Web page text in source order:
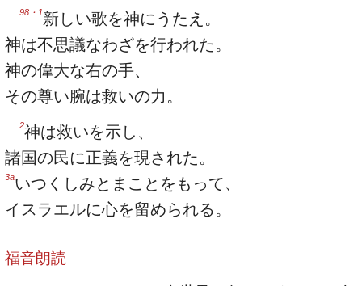
98・1新しい歌を神にうたえ。
神は不思議なわざを行われた。
神の偉大な右の手、
その尊い腕は救いの力。
2神は救いを示し、
諸国の民に正義を現された。
3aいつくしみとまことをもって、
イスラエルに心を留められる。
福音朗読